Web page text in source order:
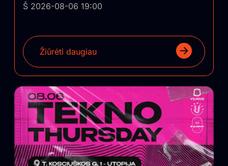
Š 2026-08-06 19:00
Žiūrėti daugiau